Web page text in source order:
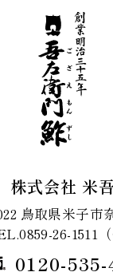
株式会社 米吾
鳥取県米子市
26-1511（
0120-